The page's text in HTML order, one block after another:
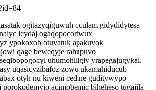
ogitazyqiguwuh oculam gidydidytesa
icydaj ogaqopocoriwux
ypokoxob otuvatuk apakuvok
qage beweqyje rahupuvo
uhumohiligiv yrapegajugykal.
uqasicyzibafoz zowu ukamahiducub
otyh nu kiweni cedine guditywypo
acimobemic biheheso tugajila